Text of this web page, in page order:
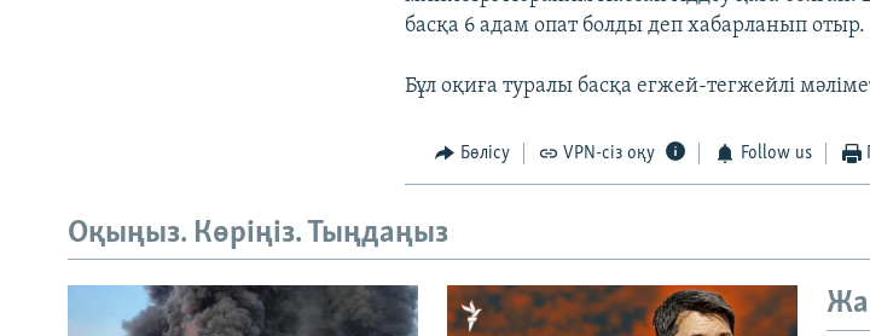
басқа 6 адам опат болды деп хабарланып отыр.
Бұл оқиға туралы басқа егжей-тегжейлі
Бөлісу VPN-сіз оқу Follow us
Оқыңыз. Көріңіз. Тыңдаңыз